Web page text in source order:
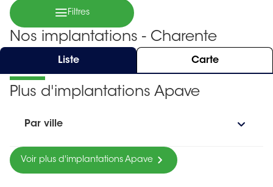
Filtres
Nos implantations - Charente
Liste Carte
Plus d'implantations Apave
Par ville
Voir plus d'implantations Apave